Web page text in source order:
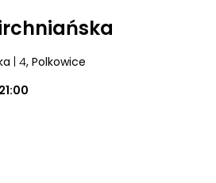
| 4, Polkowice